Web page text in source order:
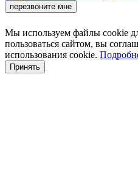
перезвоните мне
Мы используем файлы cookie
пользоваться сайтом, вы
использования cookie.
Принять